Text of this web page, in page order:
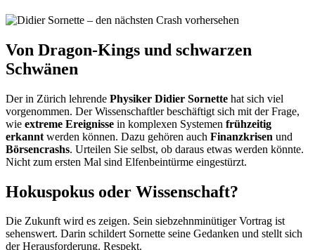
Von Dragon-Kings und schwarzen
Schwänen
Der in Zürich lehrende Physiker Didier Sornette hat sich viel
vorgenommen. Der Wissenschaftler beschäftigt sich mit der Frage,
wie extreme Ereignisse in komplexen Systemen frühzeitig
erkannt werden können. Dazu gehören auch Finanzkrisen und
Börsencrashs. Urteilen Sie selbst, ob daraus etwas werden könnte.
Nicht zum ersten Mal sind Elfenbeintürme eingestürzt.
Hokuspokus oder Wissenschaft?
Die Zukunft wird es zeigen. Sein siebzehnminütiger Vortrag ist
sehenswert. Darin schildert Sornette seine Gedanken und stellt sich
der Herausforderung. Respekt.